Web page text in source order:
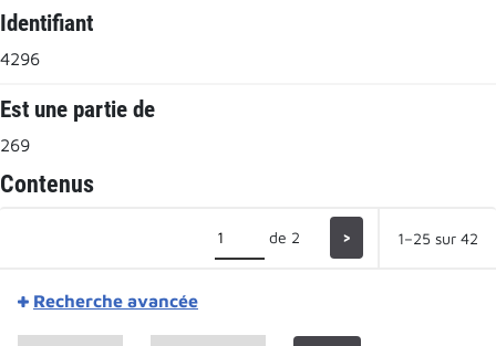
Identifiant
4296
Est une partie de
269
Contenus
de 2 > 1–25 sur 42
Recherche avancée